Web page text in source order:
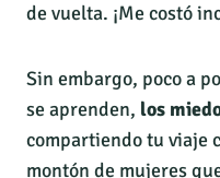
de vuelta. ¡Me costó
Sin embargo, poco a
se aprenden, los
compartiendo tu viaje
montón de mujeres